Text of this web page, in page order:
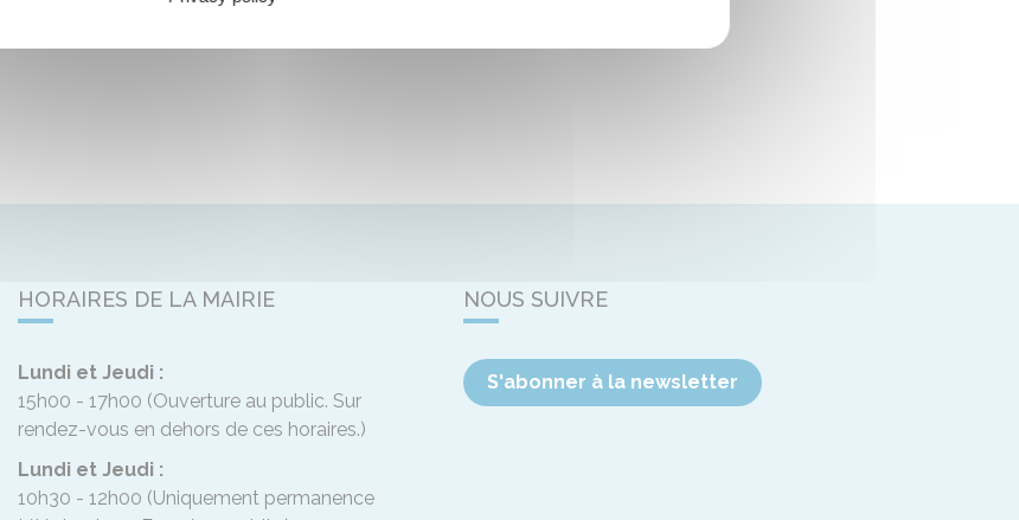
HORAIRES DE LA MAIRIE
Lundi et Jeudi :
15h00 - 17h00 (Ouverture au public. Sur
rendez-vous en dehors de ces horaires.)
Lundi et Jeudi :
10h30 - 12h00 (Uniquement permanence
NOUS SUIVRE
S'abonner à la newsletter